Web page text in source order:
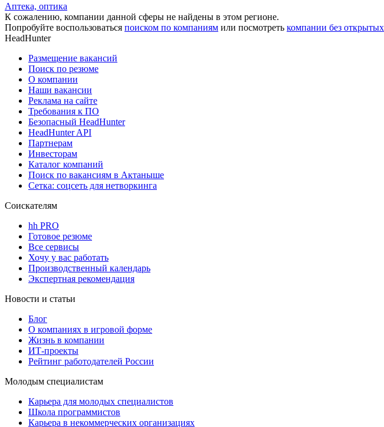
Аптека, оптика
К сожалению, компании данной сферы не найдены в этом регионе.
Попробуйте воспользоваться поиском по компаниям или посмотреть компании без
HeadHunter
Размещение вакансий
Поиск по резюме
О компании
Наши вакансии
Реклама на сайте
Требования к ПО
Безопасный HeadHunter
HeadHunter API
Партнерам
Инвесторам
Каталог компаний
Поиск по вакансиям в Актаныше
Сетка: соцсеть для нетворкинга
Соискателям
hh PRO
Готовое резюме
Все сервисы
Хочу у вас работать
Производственный календарь
Экспертная рекомендация
Новости и статьи
Блог
О компаниях в игровой форме
Жизнь в компании
ИТ-проекты
Рейтинг работодателей России
Молодым специалистам
Карьера для молодых специалистов
Школа программистов
Карьера в некоммерческих организациях